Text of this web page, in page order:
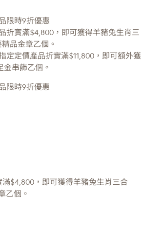
限時9折優惠
折實滿$4,800，即可獲得羊豬兔生肖三
品金章乙個。
定定價產品折實滿$11,800，即可額外獲
串飾乙個。
限時9折優惠
$4,800，即可獲得羊豬兔生肖三合
乙個。